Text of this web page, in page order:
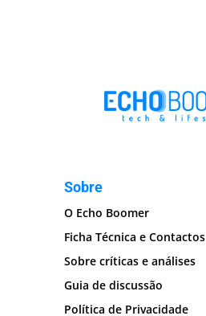
Sobre
O Echo Boomer
Ficha Técnica e Contactos
Sobre críticas e análises
Guia de discussão
Política de Privacidade